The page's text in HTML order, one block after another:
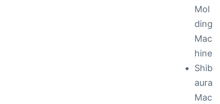
Mol
ding
Mac
hine
Shib
aura
Mac